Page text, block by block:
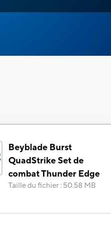
Beyblade Burst
QuadStrike Set de
combat Thunder Edge
Taille du fichier : 50.58 MB